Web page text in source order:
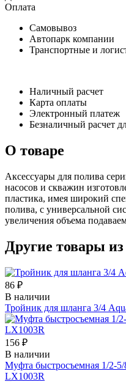
Оплата
Самовывоз
Автопарк компании
Транспортные и
Наличный расчет
Карта оплаты
Электронный платеж
Безналичный расчет
О товаре
Аксессуары для полива
насосов и скважин
пластика, имея широкий
полива, с универсальной
увеличения объема
Другие товары
86 ₽
В наличии
Тройник для шланга 3/4
156 ₽
В наличии
Муфта быстросъемная 1/2-5/
LX1003R